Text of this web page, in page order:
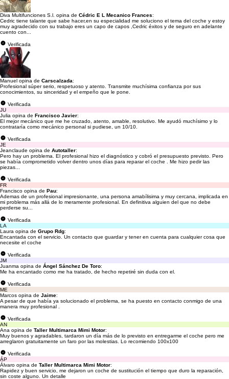
Diva Multifunciones S.l. opina de Cédric E L Mecanico Frances:
Cedric tiene talante que sabe hacer,en su especialidad me soluciono el tema del coche y estoy
muy agradecido con su trabajo eres un capo de capos ,Cedric éxitos y de seguro en adelante
cuento con...
Verificada
Manuel opina de Carscalzada:
Profesional súper serio, respetuoso y atento. Transmite muchísima confianza por sus
conocimientos, su sinceridad y el empeño que le pone.
Verificada
JU
Julia opina de Francisco Javier:
El mejor mecánico que me he cruzado, atento, amable, resolutivo. Me ayudó muchísimo y lo
contrataría como mecánico personal si pudiese, un 10/10.
Verificada
JE
Jeanclaude opina de Autotaller:
Pero hay un problema. El profesional hizo el diagnóstico y cobró el presupuesto previsto. Pero
se había comprometido volver dentro unos días para reparar el coche . Me hizo pedir las
piezas...
Verificada
FR
Francisco opina de Pau:
Ademas de un profesional impresionante, una persona amabílisima y muy cercana, implicada en
mi problema más allá de lo meramente profesional. En definitiva alguien del que no debe
perderse su...
Verificada
LA
Laura opina de Grupo Rdg:
Encantada con el servicio. Un contacto que guardar y tener en cuenta para cualquier cosa que
necesite el coche
Verificada
JM
Juanma opina de Ángel Sánchez De Toro:
Me ha encantado como me ha tratado, de hecho repetiré sin duda con el.
Verificada
ME
Marcos opina de Jaime:
A pesar de que había ya solucionado el problema, se ha puesto en contacto conmigo de una
manera muy profesional .
Verificada
AN
Ana opina de Taller Multimarca Mimi Motor:
Muy buenos y agradables, tardaron un día más de lo previsto en entregarme el coche pero me
arreglaron gratuitamente un faro por las molestias. Lo recomiendo 100x100
Verificada
ÁP
Álvaro opina de Taller Multimarca Mimi Motor:
Rapidez y buen servicio, me dejaron un coche de sustitución el tiempo que duro la reparación,
sin coste alguno. Un detalle